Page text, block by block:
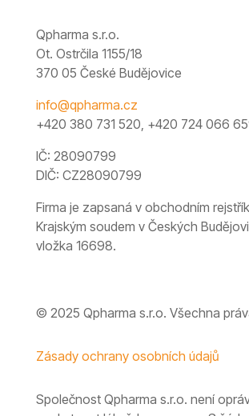
Qpharma s.r.o.
Ot. Ostrčila 1155/18
370 05 České Budějovice
info@qpharma.cz
+420 380 731 520, +420 724 066
IČ: 28090799
DIČ: CZ28090799
Firma je zapsaná v obchodním
Krajským soudem v Českých
vložka 16698.
© 2025 Qpharma s.r.o. Všechna
Zásady ochrany osobních údajů
Společnost Qpharma s.r.o. není